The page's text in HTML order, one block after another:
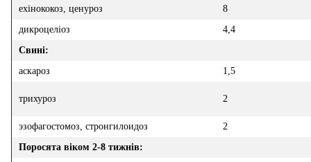
ехінококоз, ценуроз
8
дикроцеліоз
4,4
Свині:
аскароз
1,5
трихуроз 2
эзофагостомоз, стронгилоидоз
2
Поросята віком 2-8 тижнів: